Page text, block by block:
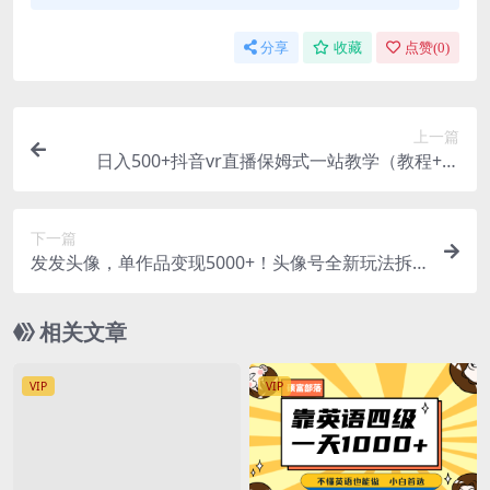
分享 收藏 点赞(0)
上一篇
日入500+抖音vr直播保姆式一站教学（教程+资
下一篇
发发头像，单作品变现5000+！头像号全新玩法拆
相关文章
VIP VIP